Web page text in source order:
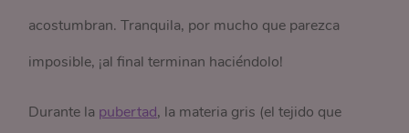
acostumbran. Tranquila, por mucho que parezca
imposible, ¡al final terminan haciéndolo!
Durante la pubertad, la materia gris (el tejido que